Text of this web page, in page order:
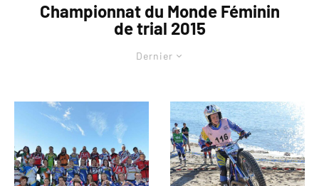
Championnat du Monde Féminin
de trial 2015
Dernier